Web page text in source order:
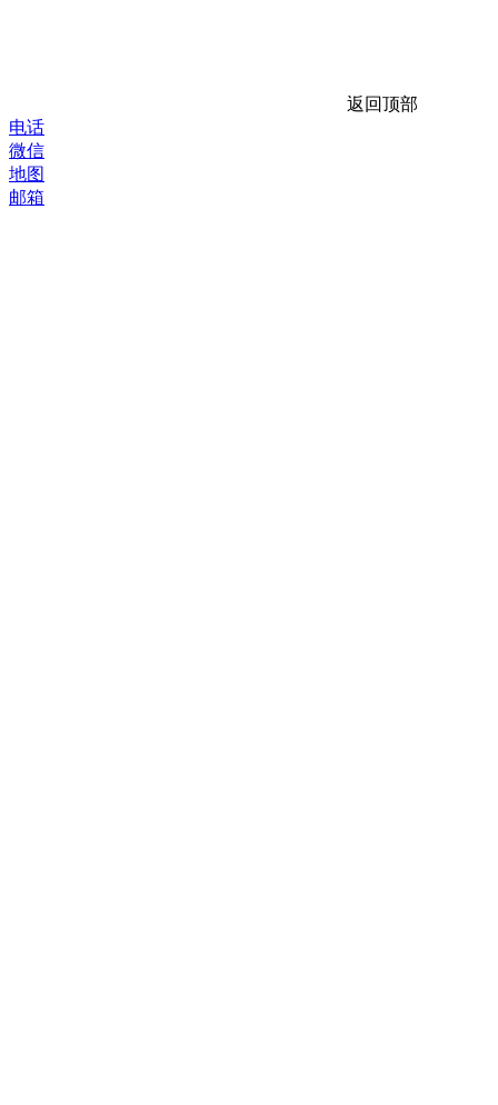
返回顶部
电话
微信
地图
邮箱